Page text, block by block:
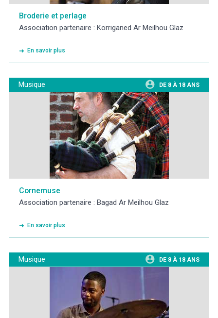
Broderie et perlage
Association partenaire : Korriganed Ar Meilhou Glaz
En savoir plus
Musique DE 8 À 18 ANS
Cornemuse
Association partenaire : Bagad Ar Meilhou Glaz
En savoir plus
Musique DE 8 À 18 ANS